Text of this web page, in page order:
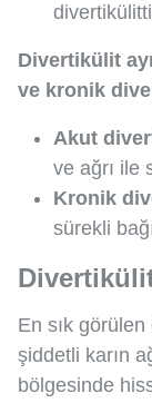
Divertikülit
ve kronik
Akut
ve ağrı ile
Kronik
sürekli
En sık
şiddetli karın
bölgesinde